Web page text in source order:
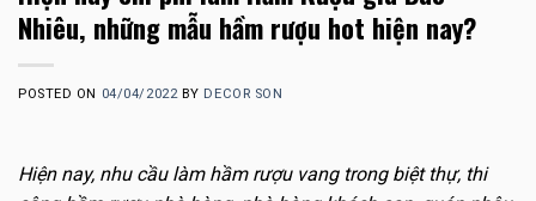
Nhiêu, những mẫu hầm rượu hot hiện nay?
POSTED ON 04/04/2022BY DECOR SON
Hiện nay, nhu cầu làm hầm rượu vang trong biệt thự, thi